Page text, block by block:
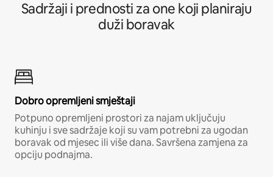
Sadržaji i prednosti za one koji planiraju
duži boravak
Dobro opremljeni smještaji
Potpuno opremljeni prostori za najam uključuju
kuhinju i sve sadržaje koji su vam potrebni za ugodan
boravak od mjesec ili više dana. Savršena zamjena za
opciju podnajma.